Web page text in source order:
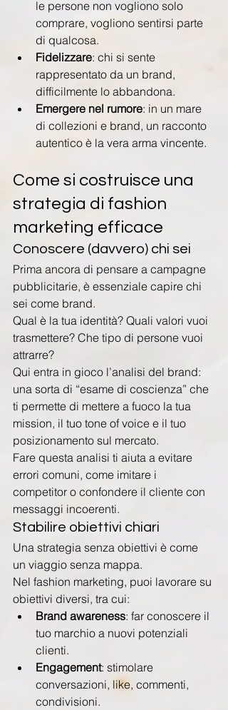
le persone non vogliono solo
comprare, vogliono sentirsi parte
di qualcosa.
Fidelizzare: chi si sente
rappresentato da un brand,
difficilmente lo abbandona.
Emergere nel rumore: in un mare
di collezioni e brand, un racconto
autentico è la vera arma vincente.
Come si costruisce una
strategia di fashion
marketing efficace
Conoscere (davvero) chi sei
Prima ancora di pensare a campagne
pubblicitarie, è essenziale capire chi
sei come brand.
Qual è la tua identità? Quali valori vuoi
trasmettere? Che tipo di persone vuoi
attrarre?
Qui entra in gioco l’analisi del brand:
una sorta di “esame di coscienza” che
ti permette di mettere a fuoco la tua
mission, il tuo tone of voice e il tuo
posizionamento sul mercato.
Fare questa analisi ti aiuta a evitare
errori comuni, come imitare i
competitor o confondere il cliente con
messaggi incoerenti.
Stabilire obiettivi chiari
Una strategia senza obiettivi è come
un viaggio senza mappa.
Nel fashion marketing, puoi lavorare su
obiettivi diversi, tra cui:
Brand awareness: far conoscere il
tuo marchio a nuovi potenziali
clienti.
Engagement: stimolare
conversazioni, like, commenti,
condivisioni.